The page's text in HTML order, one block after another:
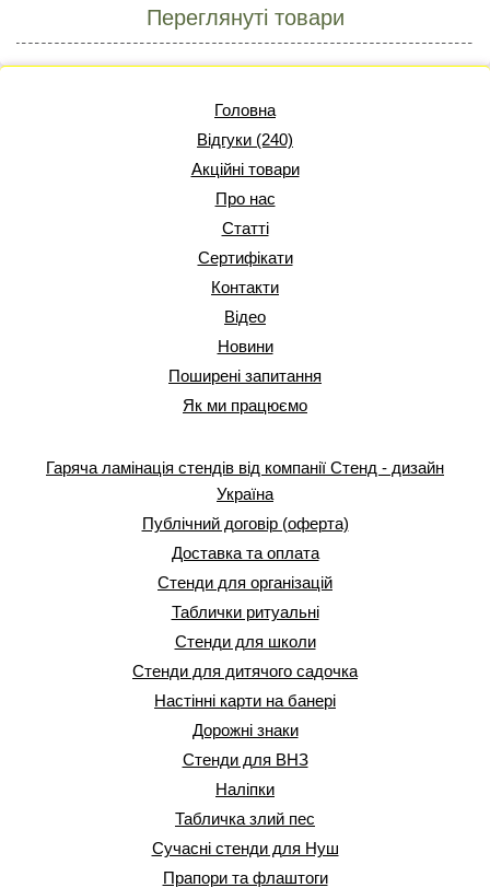
Переглянуті товари
Головна
Відгуки (240)
Акційні товари
Про нас
Статті
Сертифікати
Контакти
Відео
Новини
Поширені запитання
Як ми працюємо
Гаряча ламінація стендів від компанії Стенд - дизайн
Україна
Публічний договір (оферта)
Доставка та оплата
Стенди для організацій
Таблички ритуальні
Стенди для школи
Стенди для дитячого садочка
Настінні карти на банері
Дорожні знаки
Стенди для ВНЗ
Наліпки
Табличка злий пес
Сучасні стенди для Нуш
Прапори та флаштоги